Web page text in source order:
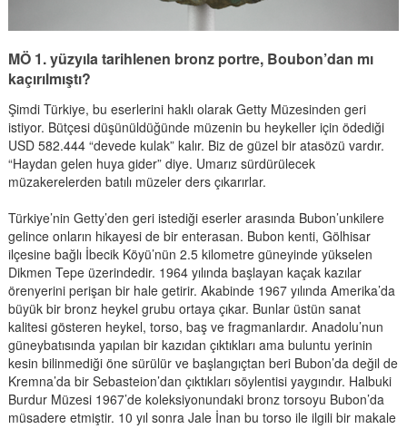
MÖ 1. yüzyıla tarihlenen bronz portre, Boubon’dan mı
kaçırılmıştı?
Şimdi Türkiye, bu eserlerini haklı olarak Getty Müzesinden geri
istiyor. Bütçesi düşünüldüğünde müzenin bu heykeller için ödediği
USD 582.444 “devede kulak” kalır. Biz de güzel bir atasözü vardır.
“Haydan gelen huya gider” diye. Umarız sürdürülecek
müzakerelerden batılı müzeler ders çıkarırlar.
Türkiye’nin Getty’den geri istediği eserler arasında Bubon’unkilere
gelince onların hikayesi de bir enterasan. Bubon kenti, Gölhisar
ilçesine bağlı İbecik Köyü’nün 2.5 kilometre güneyinde yükselen
Dikmen Tepe üzerindedir. 1964 yılında başlayan kaçak kazılar
örenyerini perişan bir hale getirir. Akabinde 1967 yılında Amerika’da
büyük bir bronz heykel grubu ortaya çıkar. Bunlar üstün sanat
kalitesi gösteren heykel, torso, baş ve fragmanlardır. Anadolu’nun
güneybatısında yapılan bir kazıdan çıktıkları ama buluntu yerinin
kesin bilinmediği öne sürülür ve başlangıçtan beri Bubon’da değil de
Kremna’da bir Sebasteion’dan çıktıkları söylentisi yaygındır. Halbuki
Burdur Müzesi 1967’de koleksiyonundaki bronz torsoyu Bubon’da
müsadere etmiştir. 10 yıl sonra Jale İnan bu torso ile ilgili bir makale